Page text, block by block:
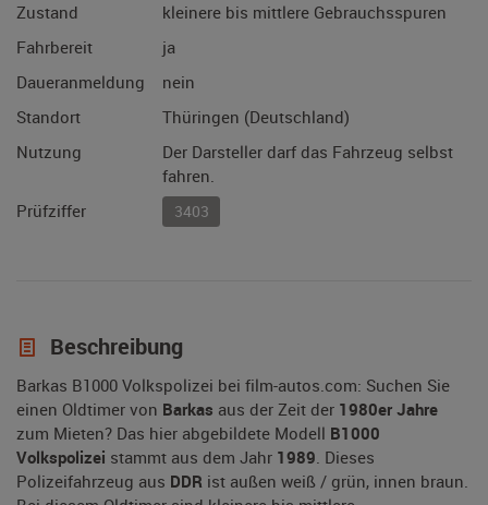
Zustand
kleinere bis mittlere Gebrauchsspuren
Fahrbereit
ja
Daueranmeldung
nein
Standort
Thüringen (Deutschland)
Nutzung
Der Darsteller darf das Fahrzeug selbst
fahren.
Prüfziffer
3403
Beschreibung
Barkas B1000 Volkspolizei bei film-autos.com: Suchen Sie
einen Oldtimer von Barkas aus der Zeit der 1980er Jahre
zum Mieten? Das hier abgebildete Modell B1000
Volkspolizei stammt aus dem Jahr 1989. Dieses
Polizeifahrzeug aus DDR ist außen weiß / grün, innen braun.